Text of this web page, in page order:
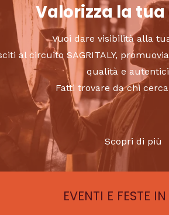
Valorizza la
Vuoi dare visibilità alla
al circuito SAGRITALY,
qualità e
Fatti trovare da chi
Scopri di più
EVENTI E FESTE